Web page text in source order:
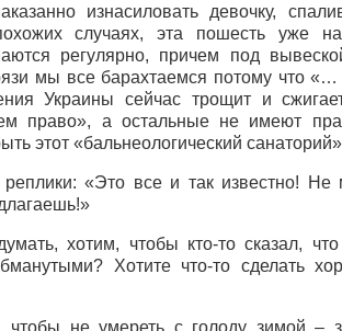
изнасиловать девочку,
случаях, эта пошесть уже
регулярно, причем под
мы все барахтаемся потому что
Украины сейчас трощит и
право», а остальные не имеют
этот «бальнеологический
«Это все и так известно! Не
хотим, чтобы кто-то сказал,
Хотите что-то сделать
не умереть с голоду зимой –